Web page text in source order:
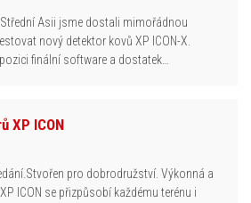
Střední Asii jsme dostali mimořádnou
nový detektor kovů XP ICON-X.
finální software a dostatek…
XP ICON
pro dobrodružství. Výkonná a
ICON se přizpůsobí každému terénu i